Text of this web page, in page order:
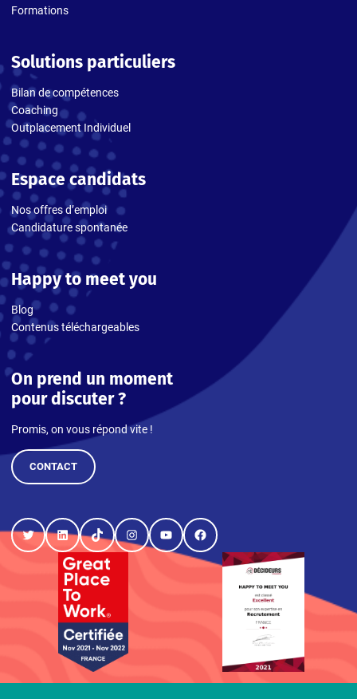
Formations
Solutions particuliers
Bilan de compétences
Coaching
Outplacement Individuel
Espace candidats
Nos offres d’emploi
Candidature spontanée
Happy to meet you
Blog
Contenus téléchargeables
On prend un moment
pour discuter ?
Promis, on vous répond vite !
CONTACT
TwitterLinkedInTikTokInstagram
YouTubeFacebook